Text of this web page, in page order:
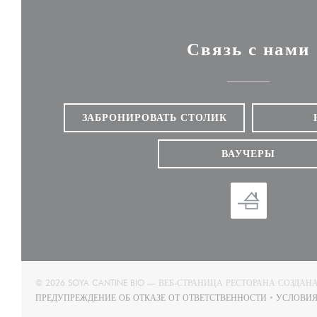
Связь с нами
ЗАБРОНИРОВАТЬ СТОЛИК
ВАУЧЕРЫ
© 2026 SOYA CANTINE BIO — ВЕБ-СТРАНИЦА РЕСТОРАНА
ПРЕДУПРЕЖДЕНИЕ ОБ ОТКАЗЕ ОТ ОТВЕТСТВЕННОСТИ
((ОТКРЫВАЕТСЯ В НОВОМ ОКНЕ))